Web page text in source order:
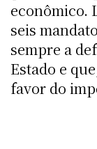
econômico.
seis
sempre a
Estado e
favor do